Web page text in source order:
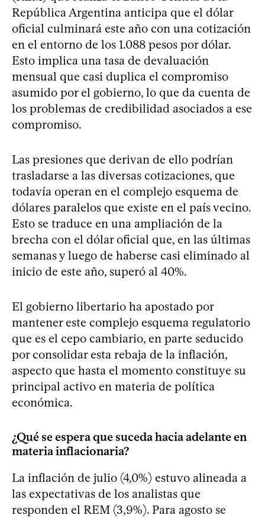
República Argentina anticipa que el dólar
oficial culminará este año con una cotización
en el entorno de los 1.088 pesos por dólar.
Esto implica una tasa de devaluación
mensual que casi duplica el compromiso
asumido por el gobierno, lo que da cuenta de
los problemas de credibilidad asociados a ese
compromiso.
Las presiones que derivan de ello podrían
trasladarse a las diversas cotizaciones, que
todavía operan en el complejo esquema de
dólares paralelos que existe en el país vecino.
Esto se traduce en una ampliación de la
brecha con el dólar oficial que, en las últimas
semanas y luego de haberse casi eliminado al
inicio de este año, superó al 40%.
El gobierno libertario ha apostado por
mantener este complejo esquema regulatorio
que es el cepo cambiario, en parte seducido
por consolidar esta rebaja de la inflación,
aspecto que hasta el momento constituye su
principal activo en materia de política
económica.
¿Qué se espera que suceda hacia adelante en
materia inflacionaria?
La inflación de julio (4,0%) estuvo alineada a
las expectativas de los analistas que
responden el REM (3,9%). Para agosto se